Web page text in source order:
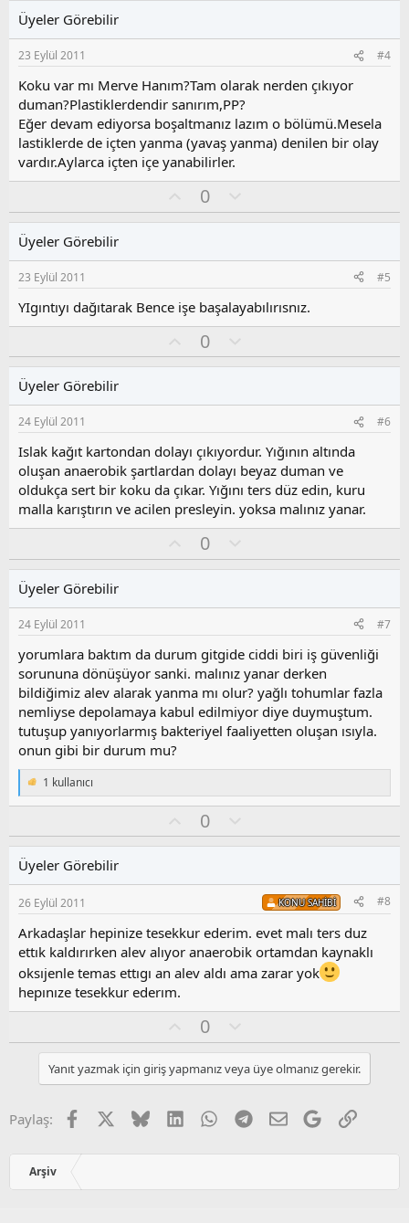
s
u
z
y
l
a
Üyeler Görebilir
23 Eylül 2011 #4
Koku var mı Merve Hanım?Tam olarak nerden çıkıyor
duman?Plastiklerdendir sanırım,PP?
Eğer devam ediyorsa boşaltmanız lazım o bölümü.Mesela
lastiklerde de içten yanma (yavaş yanma) denilen bir olay
vardır.Aylarca içten içe yanabilirler.
y
0
l
s
u
z
o
l
Üyeler Görebilir
23 Eylül 2011 #5
YIgıntıyı dağıtarak Bence işe başalayabılırısnız.
y
0
l
s
u
z
o
y
l
a
Üyeler Görebilir
24 Eylül 2011 #6
Islak kağıt kartondan dolayı çıkıyordur. Yığının altında
oluşan anaerobik şartlardan dolayı beyaz duman ve
oldukça sert bir koku da çıkar. Yığını ters düz edin, kuru
malla karıştırın ve acilen presleyin. yoksa malınız yanar.
y
0
l
s
u
z
o
y
l
a
Üyeler Görebilir
24 Eylül 2011 #7
yorumlara baktım da durum gitgide ciddi biri iş güvenliği
sorununa dönüşüyor sanki. malınız yanar derken
bildiğimiz alev alarak yanma mı olur? yağlı tohumlar fazla
nemliyse depolamaya kabul edilmiyor diye duymuştum.
tutuşup yanıyorlarmış bakteriyel faaliyetten oluşan ısıyla.
onun gibi bir durum mu?
T
e
i
l
e
r
:
1 kullanıcı
y
0
l
s
u
z
o
y
l
Üyeler Görebilir
26 Eylül 2011 KONU SAHIBI #8
Arkadaşlar hepinize tesekkur ederim. evet malı ters duz
ettık kaldırırken alev alıyor anaerobik ortamdan kaynaklı
oksıjenle temas ettıgı an alev aldı ama zarar yok
hepınıze tesekkur ederım.
y
l
a
0
l
u
m
u
z
o
l
Yanıt yazmak için giriş yapmanız veya üye olmanız gerekir.
Paylaş: Facebook BlueskyLinkedInWhatsApp
Telegram
E-postaGoogleLink
Arşiv